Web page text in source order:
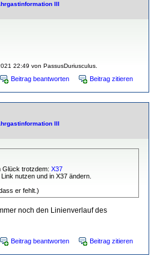
III
22:49 von PassusDuriusculus.
Beitrag beantworten Beitrag zitieren
III
Glück trotzdem: X37
nutzen und in X37 ändern.
er fehlt.)
noch den Linienverlauf des
Beitrag beantworten Beitrag zitieren